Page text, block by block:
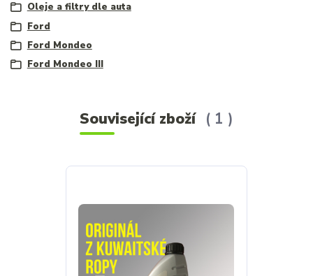
Oleje a filtry dle auta
Ford
Ford Mondeo
Ford Mondeo III
Související zboží 1